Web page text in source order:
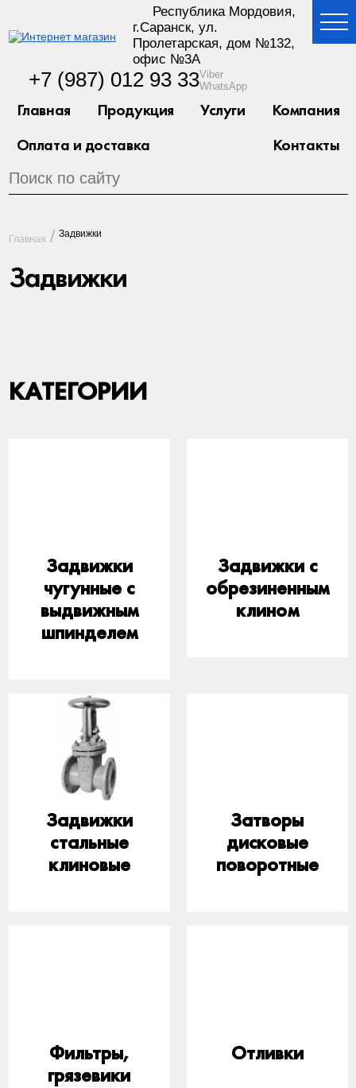
Республика Мордовия,
г.Саранск, ул.
Пролетарская, дом №132,
офис №3А
+7 (987) 012 93 33Viber
WhatsApp
Главная Продукция Услуги
Компания
Оплата и доставка
Контакты
Главная Задвижки
Задвижки
КАТЕГОРИИ
Задвижки
чугунные с
выдвижным
шпинделем
Задвижки с
обрезиненным
клином
Задвижки
стальные
клиновые
Затворы
дисковые
поворотные
Фильтры,
грязевики
Отливки